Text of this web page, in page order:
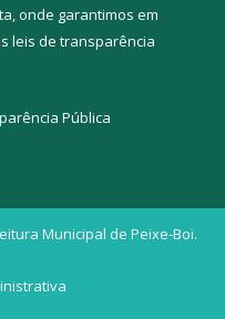
onde garantimos em
leis de transparência
Pública
Municipal de Peixe-Boi.